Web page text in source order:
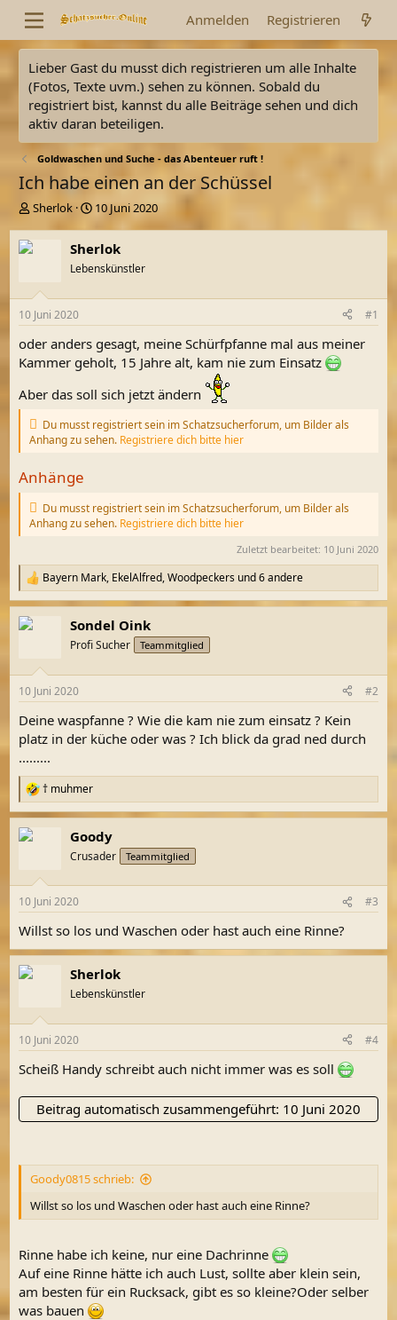
Anmelden Registrieren
Lieber Gast du musst dich registrieren um alle Inhalte
(Fotos, Texte uvm.) sehen zu können. Sobald du
registriert bist, kannst du alle Beiträge sehen und dich
aktiv daran beteiligen.
Goldwaschen und Suche - das Abenteuer ruft !
Ich habe einen an der Schüssel
E
t
l
e
Sherlok
E
t
e
l
m
10 Juni 2020
Sherlok
Lebenskünstler
10 Juni 2020 #1
oder anders gesagt, meine Schürfpfanne mal aus meiner
Kammer geholt, 15 Jahre alt, kam nie zum Einsatz
Aber das soll sich jetzt ändern
Du musst registriert sein im Schatzsucherforum, um Bilder als
Anhang zu sehen. Registriere dich bitte hier
Anhänge
Du musst registriert sein im Schatzsucherforum, um Bilder als
Anhang zu sehen. Registriere dich bitte hier
Zuletzt bearbeitet: 10 Juni 2020
R
e
a
k
e
:
Bayern Mark, EkelAlfred,Woodpeckers und 6 andere
Sondel Oink
Profi Sucher Teammitglied
10 Juni 2020 #2
Deine waspfanne ? Wie die kam nie zum einsatz ? Kein
platz in der küche oder was ? Ich blick da grad ned durch
.........
R
e
a
k
e
:
† muhmer
Goody
Crusader Teammitglied
10 Juni 2020 #3
Willst so los und Waschen oder hast auch eine Rinne?
Sherlok
Lebenskünstler
10 Juni 2020 #4
Scheiß Handy schreibt auch nicht immer was es soll
Beitrag automatisch zusammengeführt: 10 Juni 2020
Goody0815 schrieb:
Willst so los und Waschen oder hast auch eine Rinne?
Rinne habe ich keine, nur eine Dachrinne
Auf eine Rinne hätte ich auch Lust, sollte aber klein sein,
am besten für ein Rucksack, gibt es so kleine?Oder selber
was bauen